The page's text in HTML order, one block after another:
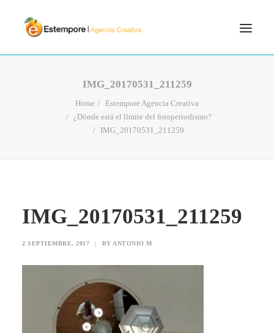
PORTFOLIO
IMG_20170531_211259
Home
Estempore Agencia Creativa
¿Dónde está el límite del fotoperiodismo?
IMG_20170531_211259
IMG_20170531_211259
2 SEPTIEMBRE, 2017 | BY ANTONIO M